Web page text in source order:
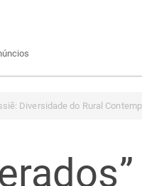
Diversidade do Rural